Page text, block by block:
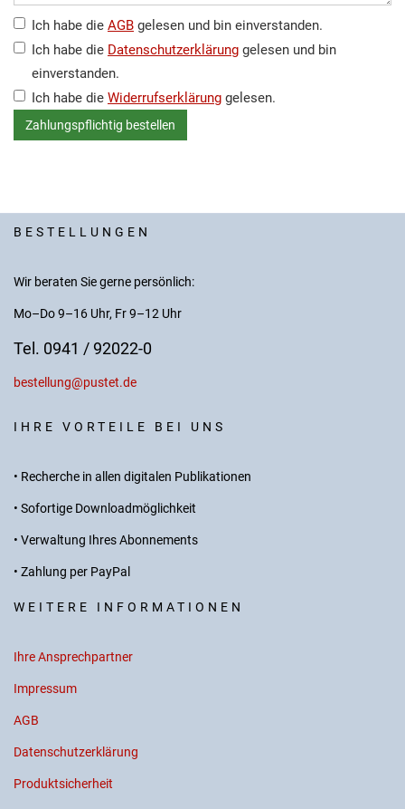
Ich habe die AGB gelesen und bin einverstanden.
Ich habe die Datenschutzerklärung gelesen und bin
einverstanden.
Ich habe die Widerrufserklärung gelesen.
BESTELLUNGEN
Wir beraten Sie gerne persönlich:
Mo–Do 9–16 Uhr, Fr 9–12 Uhr
Tel. 0941 / 92022-0
bestellung@pustet.de
IHRE VORTEILE BEI UNS
• Recherche in allen digitalen Publikationen
• Sofortige Downloadmöglichkeit
• Verwaltung Ihres Abonnements
• Zahlung per PayPal
WEITERE INFORMATIONEN
Ihre Ansprechpartner
Impressum
AGB
Datenschutzerklärung
Produktsicherheit